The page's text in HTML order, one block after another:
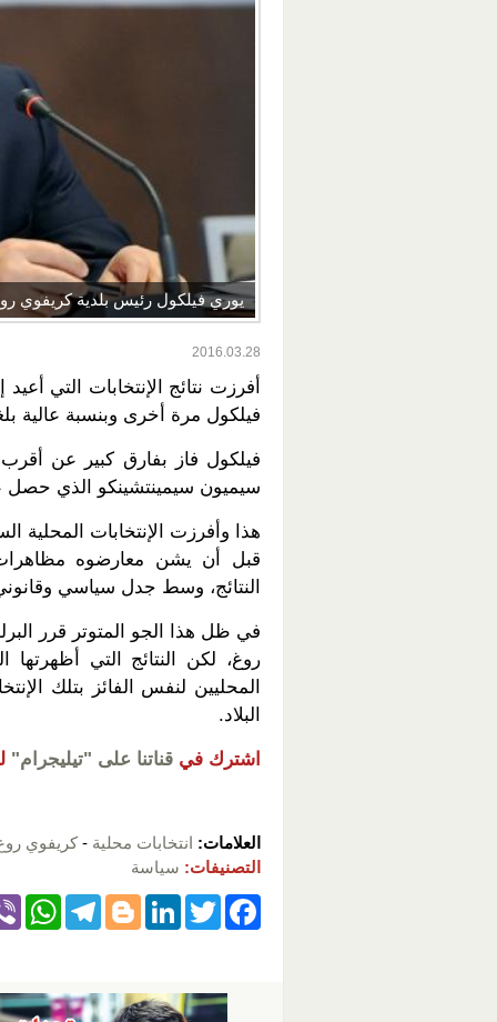
يوري فيلكول رئيس بلدية كريفوي
2016.03.28
أفرزت نتائج الإنتخابات التي
فيلكول مرة أخرى وبنسبة عالية بلغت
فيلكول فاز بفارق كبير عن
سيميون سيمينتشينكو الذي حصل على 10.92٪ من أصوات
قبل أن يشن معارضوه مظاهرات
النتائج، وسط جدل سياسي
في ظل هذا الجو المتوتر قرر
روغ، لكن النتائج التي أظهرتها
المحليين لنفس الفائز بتلك
البلاد.
اشترك في قناتنا على "تيليجرام"
العلامات: انتخابات محلية - كريفوي
التصنيفات: سياسة
F
T
Li
Bl
T